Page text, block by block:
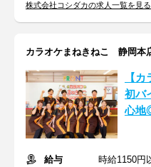
株式会社コシダカの求人一覧を見る
カラオケまねきねこ 静岡本
【
初バ
心地
給与
時給1150